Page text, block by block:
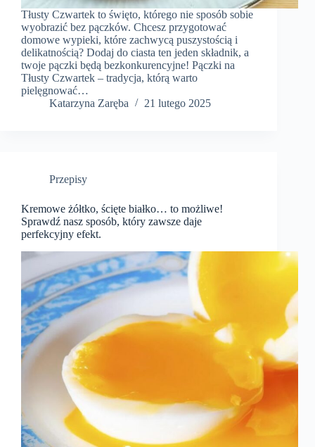
Tłusty Czwartek to święto, którego nie sposób sobie
wyobrazić bez pączków. Chcesz przygotować
domowe wypieki, które zachwycą puszystością i
delikatnością? Dodaj do ciasta ten jeden składnik, a
twoje pączki będą bezkonkurencyjne! Pączki na
Tłusty Czwartek – tradycja, którą warto
pielęgnować…
Katarzyna Zaręba
21 lutego 2025
Przepisy
Kremowe żółtko, ścięte białko… to możliwe!
Sprawdź nasz sposób, który zawsze daje
perfekcyjny efekt.